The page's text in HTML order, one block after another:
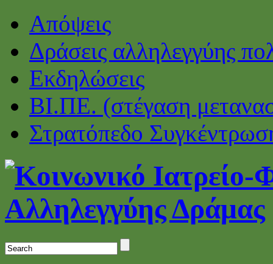
Απόψεις
Δράσεις αλληλεγγύης
Εκδηλώσεις
ΒΙ.ΠΕ. (στέγαση
Στρατόπεδο